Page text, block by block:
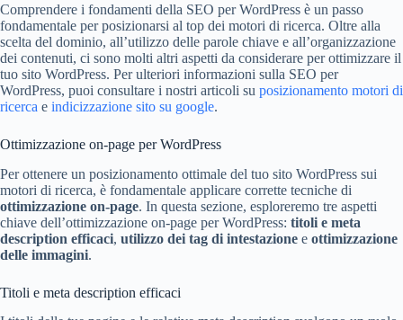
Comprendere i fondamenti della SEO per WordPress è un passo
fondamentale per posizionarsi al top dei motori di ricerca. Oltre alla
scelta del dominio, all’utilizzo delle parole chiave e all’organizzazione
dei contenuti, ci sono molti altri aspetti da considerare per ottimizzare il
tuo sito WordPress. Per ulteriori informazioni sulla SEO per
WordPress, puoi consultare i nostri articoli su posizionamento motori di
ricerca e indicizzazione sito su google.
Ottimizzazione on-page per WordPress
Per ottenere un posizionamento ottimale del tuo sito WordPress sui
motori di ricerca, è fondamentale applicare corrette tecniche di
ottimizzazione on-page. In questa sezione, esploreremo tre aspetti
chiave dell’ottimizzazione on-page per WordPress: titoli e meta
description efficaci, utilizzo dei tag di intestazione e ottimizzazione
delle immagini.
Titoli e meta description efficaci